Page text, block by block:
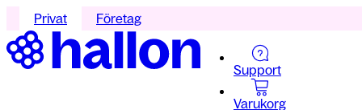
Privat Företag
Support
Varukorg